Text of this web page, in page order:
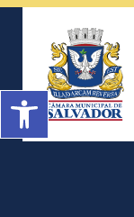
Barra de Ferramentas Aberta